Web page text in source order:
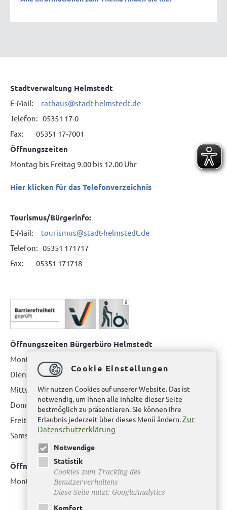
Stadtverwaltung Helmstedt
E-Mail: rathaus@stadt-helmstedt.de
Telefon: 05351 17-0
Fax: 05351 17-7001
Öffnungszeiten
Montag bis Freitag 9.00 bis 12.00 Uhr
Hier klicken für das Telefonverzeichnis
Tourismus/Bürgerinfo:
E-Mail: tourismus@stadt-helmstedt.de
Telefon: 05351 171717
Fax: 05351 171718
Öffnungszeiten Bürgerbüro Helmstedt
Montag: 08.00 bis 12.00 Uhr
Dienstag: 08.00 bis 12.00 Uhr & 15.00 Uhr bis 17.00 Uhr
Mittwoch: nur nach Terminvereinbarung
Donnerstag: 08.00 bis 12.00 Uhr & 14.00 Uhr bis 16.00 Uhr
Freitag: nur nach Terminvereinbarung
Samstag:bitte hier klicken
Öffnungszeiten Bürgerbüro Büddenstedt
Montag: 14:00 bis 16:00 Uhr
Cookie Einstellungen
Wir nutzen Cookies auf unserer Website. Das ist
notwendig, um Ihnen alle Inhalte dieser Seite
bestmöglich zu präsentieren. Sie können Ihre
Erlaubnis jederzeit über dieses Menü ändern.Zur
Datenschutzerklärung
Notwendige
Statistik
Cookies zum Tracking des
Benutzerverhaltens
Diese Seite nutzt: GoogleAnalytics
Komfort